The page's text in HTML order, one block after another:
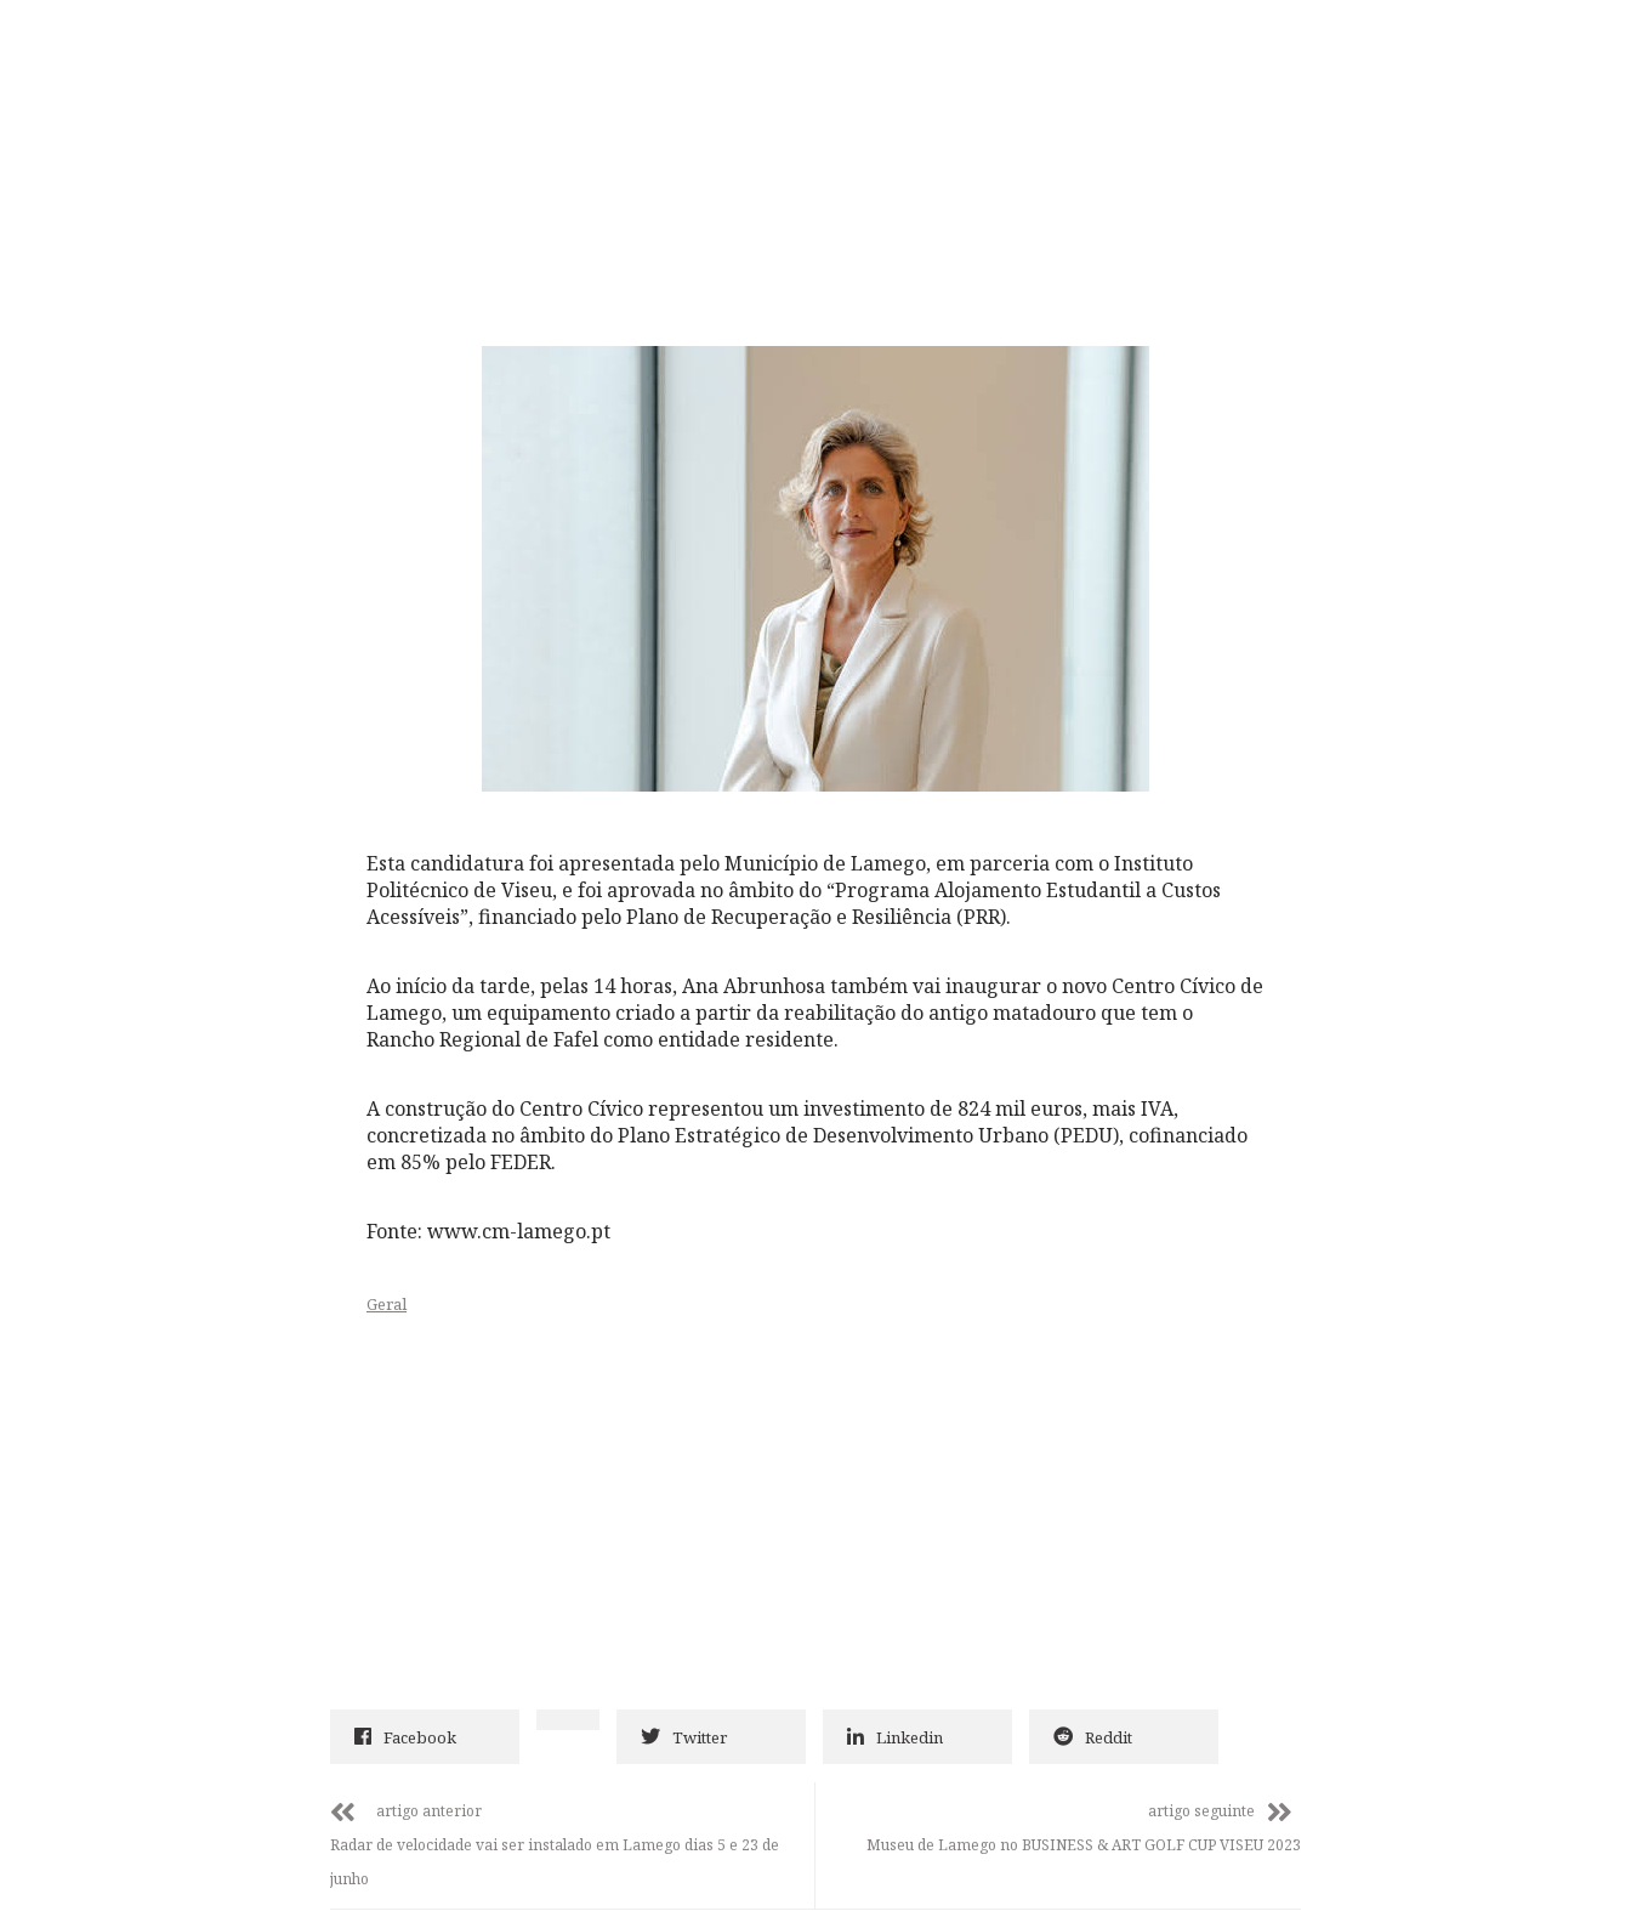
Esta candidatura foi apresentada pelo Município de Lamego, em parceria com o Instituto
Politécnico de Viseu, e foi aprovada no âmbito do “Programa Alojamento Estudantil a Custos
Acessíveis”, financiado pelo Plano de Recuperação e Resiliência (PRR).
Ao início da tarde, pelas 14 horas, Ana Abrunhosa também vai inaugurar o novo Centro Cívico de
Lamego, um equipamento criado a partir da reabilitação do antigo matadouro que tem o
Rancho Regional de Fafel como entidade residente.
A construção do Centro Cívico representou um investimento de 824 mil euros, mais IVA,
concretizada no âmbito do Plano Estratégico de Desenvolvimento Urbano (PEDU), cofinanciado
em 85% pelo FEDER.
Fonte: www.cm-lamego.pt
Geral
Facebook Twitter Linkedin Reddit
artigo anterior
Radar de velocidade vai ser instalado em Lamego dias 5 e 23 de
junho
artigo seguinte
Museu de Lamego no BUSINESS & ART GOLF CUP VISEU 2023